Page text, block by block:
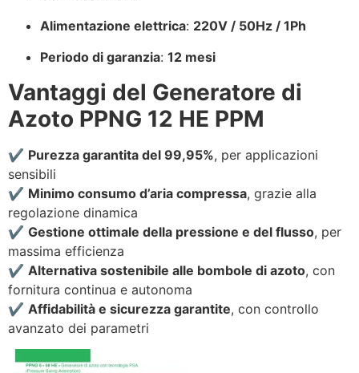
Alimentazione elettrica: 220V / 50Hz / 1Ph
Periodo di garanzia: 12 mesi
Vantaggi del Generatore di
Azoto PPNG 12 HE PPM
✔️ Purezza garantita del 99,95%, per applicazioni
sensibili
✔️ Minimo consumo d’aria compressa, grazie alla
regolazione dinamica
✔️ Gestione ottimale della pressione e del flusso, per
massima efficienza
✔️ Alternativa sostenibile alle bombole di azoto, con
fornitura continua e autonoma
✔️ Affidabilità e sicurezza garantite, con controllo
avanzato dei parametri